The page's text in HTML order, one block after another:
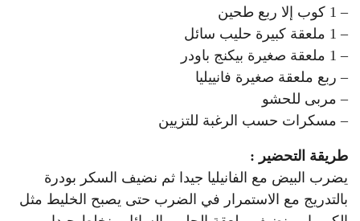
– 1 كوب إلا ربع طحين
– 1 ملعقة كبيرة حليب سائل
– 1 ملعقة صغيرة بيكنج باودر
– ربع ملعقة صغيرة فانييليا
– مربى للحشو
– مسكرات حسب الرغبة للتزيين
طريقة التحضير :
يضرب البيض مع الفانيليا جيدا ثم نضيف السكر بودرة
بالتدريج مع الاستمرار في الضرب حتى يصبح الخليط مثل